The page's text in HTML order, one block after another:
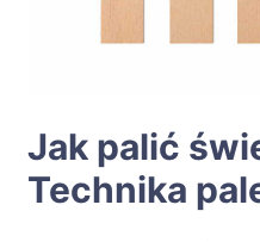
Jak palić
Technika